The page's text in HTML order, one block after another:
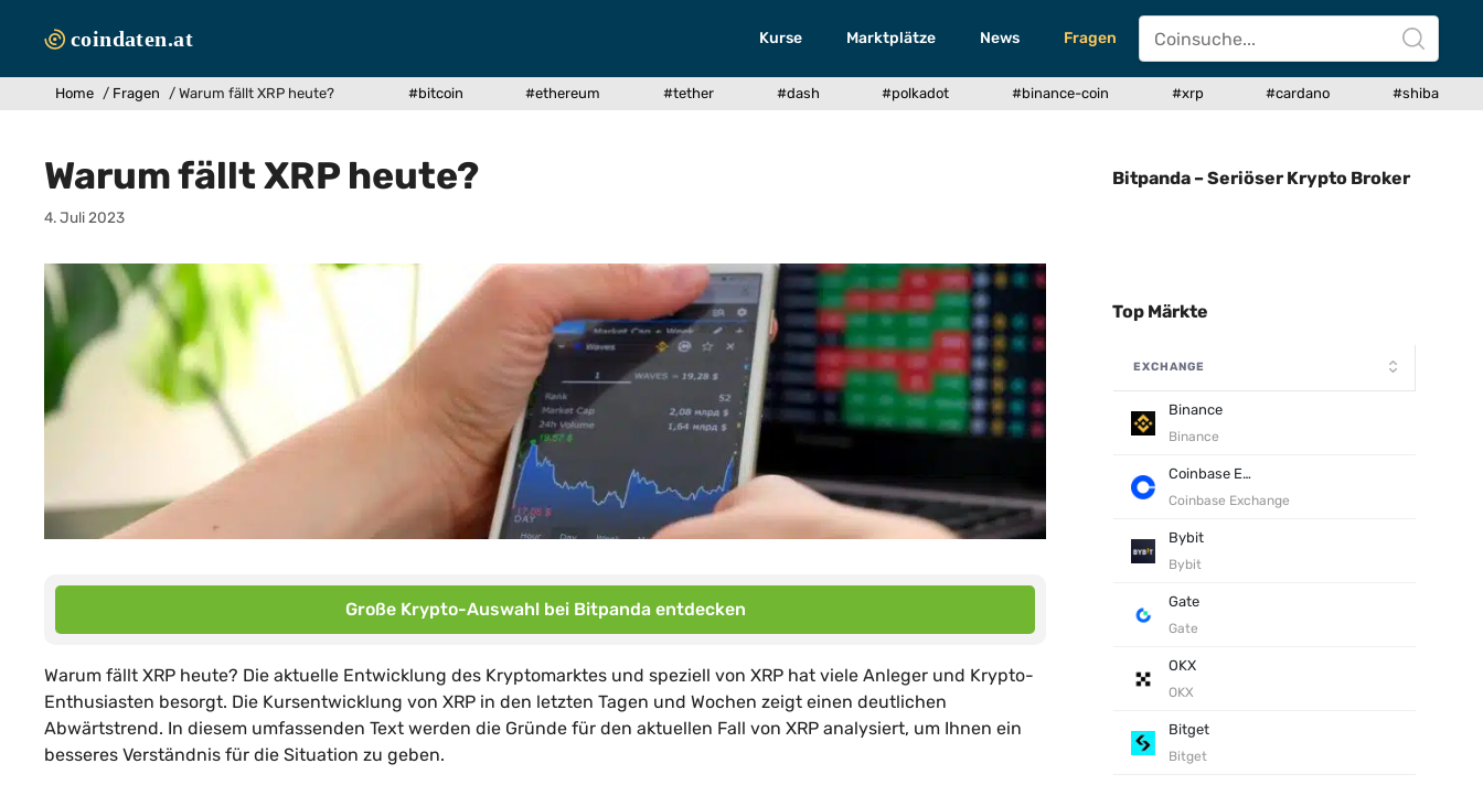
Inhalt
Kurse Marktplätze News Fragen
Home / Fragen / Warum fällt XRP heute? #bitcoin #ethereum #tether #dash #polkadot #binance-coin #xrp #cardano #shiba
Warum fällt XRP heute?
4. Juli 2023
Große Krypto-Auswahl bei Bitpanda entdecken
Warum fällt XRP heute? Die aktuelle Entwicklung des Kryptomarktes und speziell von XRP hat viele Anleger und Krypto-
Enthusiasten besorgt. Die Kursentwicklung von XRP in den letzten Tagen und Wochen zeigt einen deutlichen
Abwärtstrend. In diesem umfassenden Text werden die Gründe für den aktuellen Fall von XRP analysiert, um Ihnen ein
besseres Verständnis für die Situation zu geben.
Bitpanda – Seriöser Krypto Broker
Top Märkte
EXCHANGE
Binance
Binance
Coinbase Exchange
Coinbase Exchange
Bybit
Bybit
Gate
Gate
OKX
OKX
Bitget
Bitget